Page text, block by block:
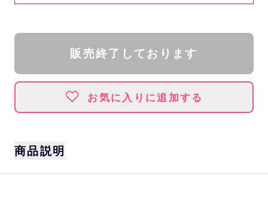
販売終了しております
お気に入りに追加する
商品説明